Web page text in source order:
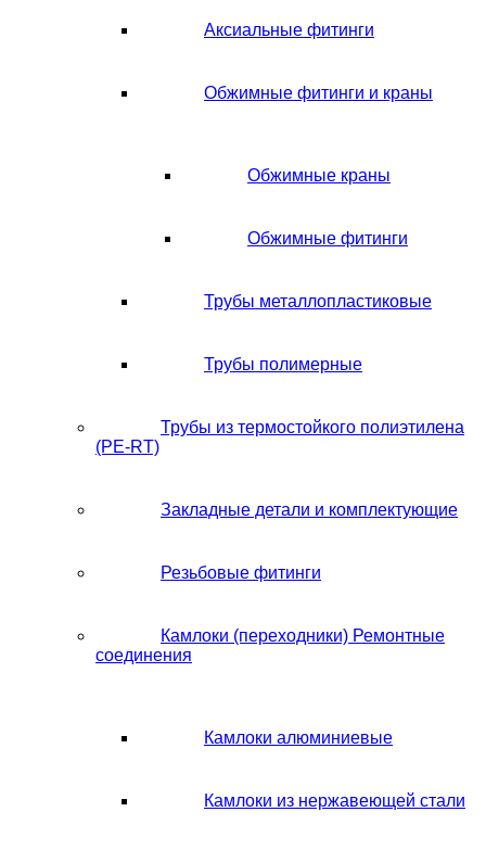
Аксиальные фитинги
Обжимные фитинги и краны
Обжимные краны
Обжимные фитинги
Трубы металлопластиковые
Трубы полимерные
Трубы из термостойкого полиэтилена
(PE-RT)
Закладные детали и комплектующие
Резьбовые фитинги
Камлоки (переходники) Ремонтные
соединения
Камлоки алюминиевые
Камлоки из нержавеющей стали